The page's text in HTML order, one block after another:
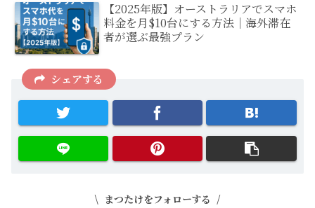
【2025年版】オーストラリアでスマホ
料金を月$10台にする方法｜海外滞在
者が選ぶ最強プラン
シェアする
まつたけをフォローする